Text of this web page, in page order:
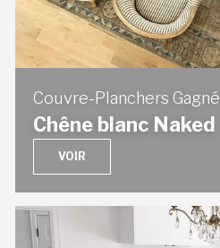
Couvre-Planchers Gagné
Chêne blanc Naked
VOIR